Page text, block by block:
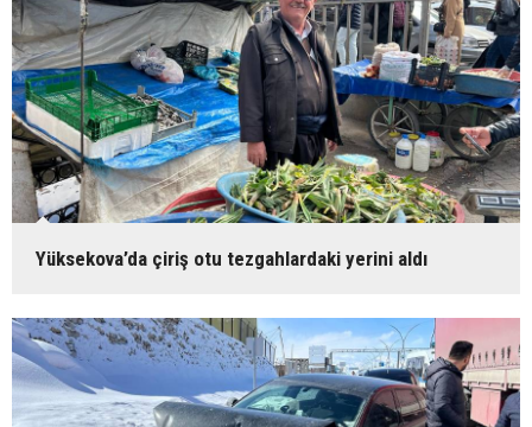
Yüksekova’da çiriş otu tezgahlardaki yerini aldı